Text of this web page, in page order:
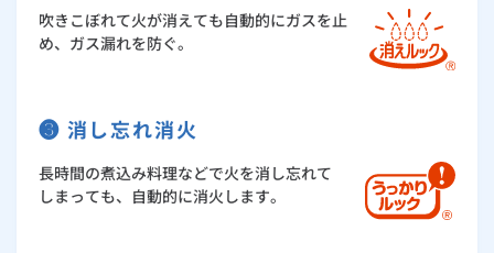
吹きこぼれて火が消えても自動的にガスを止
め、ガス漏れを防ぐ。
❸ 消し忘れ消火
長時間の煮込み料理などで火を消し忘れて
しまっても、自動的に消火します。